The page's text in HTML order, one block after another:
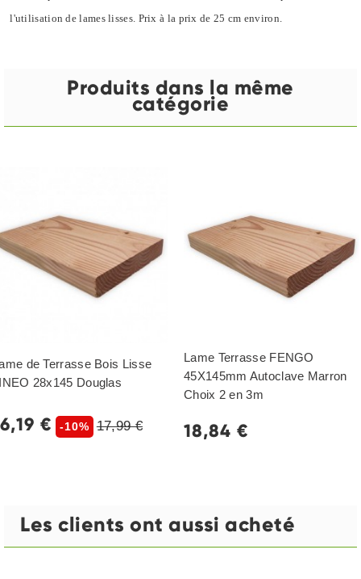
l'utilisation de lames lisses. Prix à la prix de 25 cm environ.
Produits dans la même
catégorie
de Terrasse Bois Lisse
28x145 Douglas
€ -10% 17,99 €
Lame Terrasse FENGO
45X145mm Autoclave Marron
Choix 2 en 3m
18,84 €
Les clients ont aussi acheté